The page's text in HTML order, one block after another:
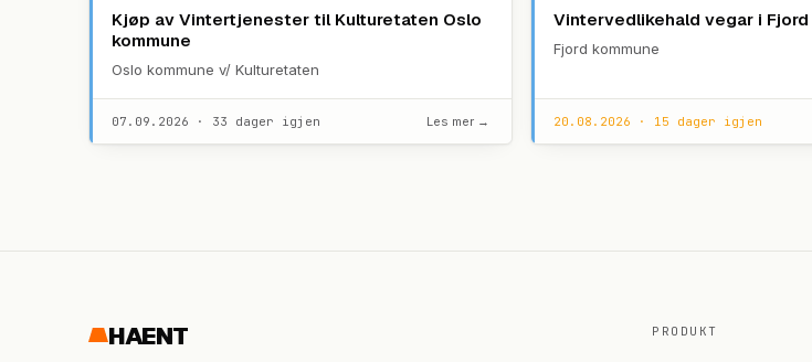
Kjøp av Vintertjenester til Kulturetaten Oslo
kommune
Oslo kommune v/ Kulturetaten
07.09.2026 · 33 dager igjen Les mer →
Vintervedlikehald vegar i Fjord
Fjord kommune
20.08.2026 · 15 dager igjen
HAENT PRODUKT